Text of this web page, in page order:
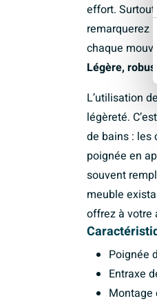
effort. Surtout
remarquerez
chaque
Légère,
L’utilisation
légèreté.
de bains : les
poignée en
souvent
meuble
offrez à votre
Poignée
Entraxe
Montage